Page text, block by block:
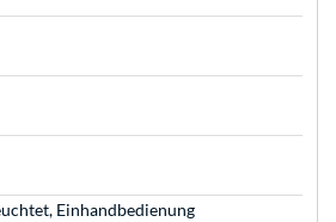
Einhandbedienung